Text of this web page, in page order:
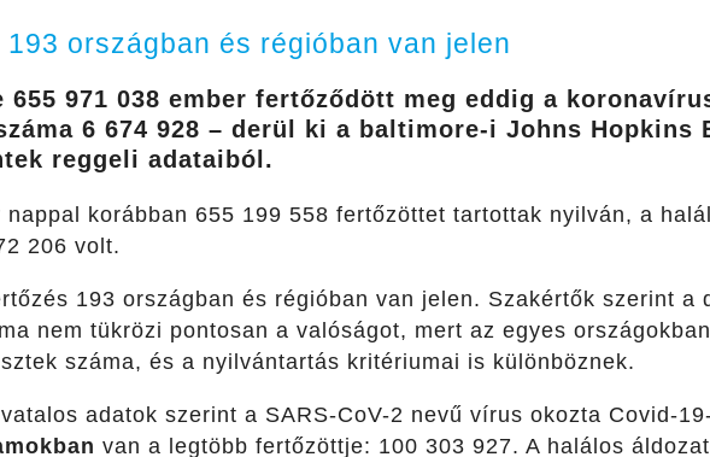
193 országban és régióban van jelen
655 971 038 ember fertőződött meg eddig a
6 674 928 – derül ki a baltimore-i Johns Hopkins
reggeli adataiból.
nappal korábban 655 199 558 fertőzöttet tartottak nyilván, a
206 volt.
193 országban és régióban van jelen. Szakértők szerint a
nem tükrözi pontosan a valóságot, mert az egyes
száma, és a nyilvántartás kritériumai is különböznek.
adatok szerint a SARS-CoV-2 nevű vírus okozta Covid-
van a legtöbb fertőzöttje: 100 303 927. A halálos